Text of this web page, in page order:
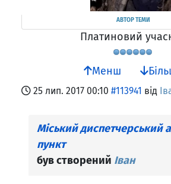
АВТОР ТЕМИ
Платиновий
Менш
25 лип. 2017 00:10 #113941 від
Міський диспетчерський
пункт
був створений Іван